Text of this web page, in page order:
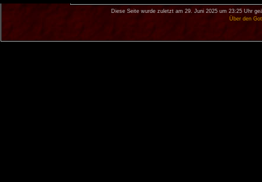
Diese Seite wurde zuletzt am 29. Juni 2025 um 23:25 Uhr
Über den